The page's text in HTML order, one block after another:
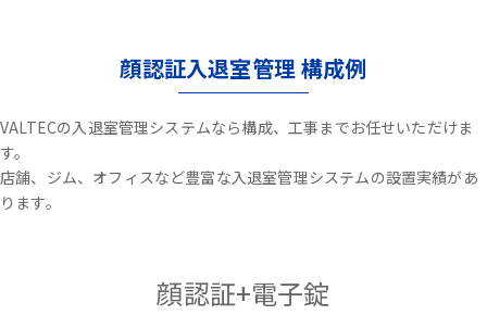
顔認証入退室管理 構成例
VALTECの入退室管理システムなら構成、工事までお任せいただけま
す。
店舗、ジム、オフィスなど豊富な入退室管理システムの設置実績があ
ります。
顔認証+電子錠